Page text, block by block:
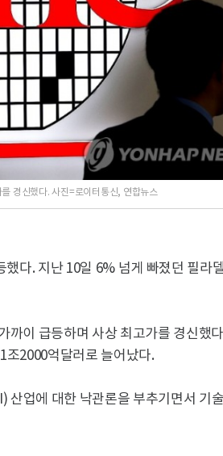
경신했다. 사진=로이터통신, 연합뉴스
다. 지난 10일 6% 넘게 빠졌던 필라
까이 급등하며 사상 최고가를 경신했
조2000억달러로 늘어났다.
산업에 대한 낙관론을 부추기면서 기